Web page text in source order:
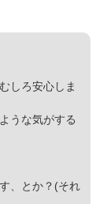
しろ安心しま
うな気がする
、とか？(それ